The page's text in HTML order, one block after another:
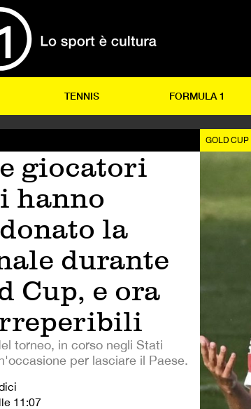
TENNIS FORMULA 1
giocatori
hanno
la
durante
Cup, e ora
torneo, in corso negli Stati
per lasciare il Paese.
11:07
GOLD CUP